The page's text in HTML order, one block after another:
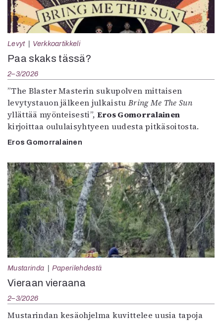
Levyt Verkkoartikkeli
Paa skaks tässä?
2–3/2026
”The Blaster Masterin sukupolven mittaisen
levytystauon jälkeen julkaistu Bring Me The Sun
yllättää myönteisesti”, Eros Gomorralainen
kirjoittaa oululaisyhtyeen uudesta pitkäsoitosta.
Eros Gomorralainen
Mustarinda Paperilehdestä
Vieraan vieraana
2–3/2026
Mustarindan kesäohjelma kuvittelee uusia tapoja